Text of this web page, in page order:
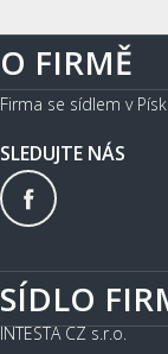
O FIRMĚ
Firma se sídlem v
SLEDUJTE NÁS
SÍDLO
INTESTA CZ s.r.o.